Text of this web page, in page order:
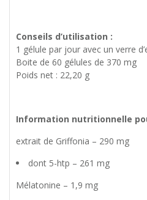
Conseils d’utilisation :
1 gélule par jour avec un verre
Boite de 60 gélules de 370 mg
Poids net : 22,20 g
Information nutritionnelle
extrait de Griffonia – 290 mg
dont 5-htp – 261 mg
Mélatonine – 1,9 mg